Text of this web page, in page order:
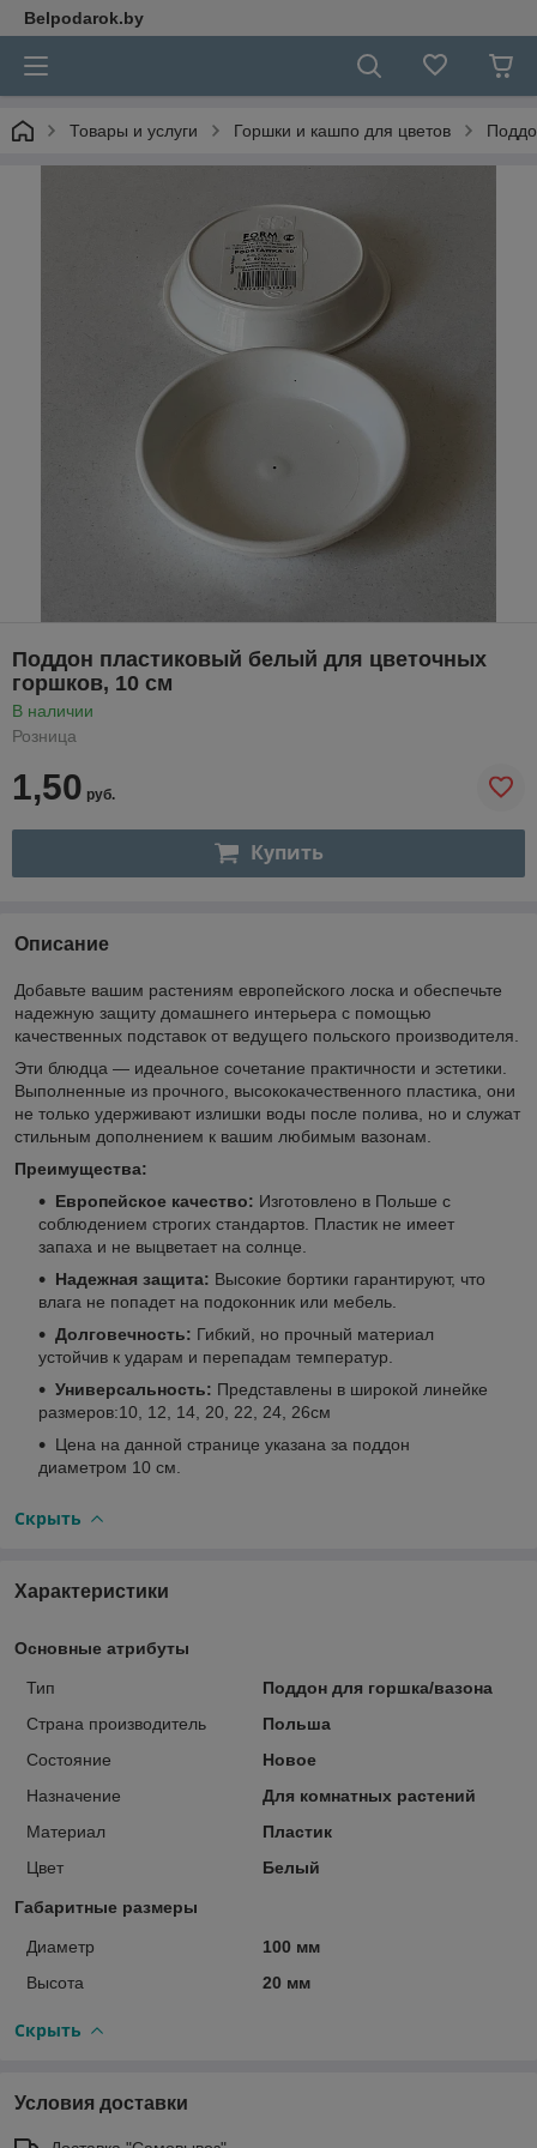
Belpodarok.by
Товары и услуги Горшки и кашпо для цветов
Поддон пластиковый белый для цветочных
горшков, 10 см
В наличии
Розница
1,50 руб.
Купить
Описание
Добавьте вашим растениям европейского лоска и обеспечьте
надежную защиту домашнего интерьера с помощью
качественных подставок от ведущего польского производителя.
Эти блюдца — идеальное сочетание практичности и эстетики.
Выполненные из прочного, высококачественного пластика, они
не только удерживают излишки воды после полива, но и служат
стильным дополнением к вашим любимым вазонам.
Преимущества:
Европейское качество: Изготовлено в Польше с
соблюдением строгих стандартов. Пластик не имеет
запаха и не выцветает на солнце.
Надежная защита: Высокие бортики гарантируют, что
влага не попадет на подоконник или мебель.
Долговечность: Гибкий, но прочный материал
устойчив к ударам и перепадам температур.
Универсальность: Представлены в широкой линейке
размеров:10, 12, 14, 20, 22, 24, 26см
Цена на данной странице указана за поддон
диаметром 10 см.
Скрыть
Характеристики
Основные атрибуты
Тип
Поддон для горшка/вазона
Страна производитель
Польша
Состояние
Новое
Назначение
Для комнатных растений
Материал
Пластик
Цвет
Белый
Габаритные размеры
Диаметр
100 мм
Высота
20 мм
Скрыть
Условия доставки